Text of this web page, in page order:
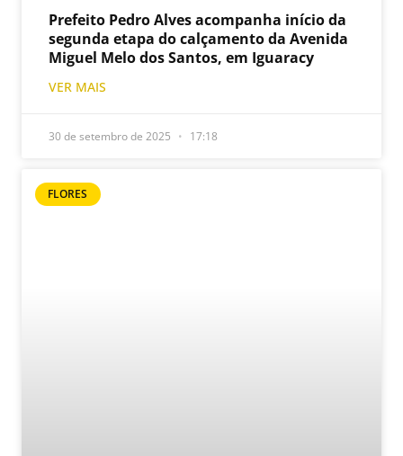
Prefeito Pedro Alves acompanha início da
segunda etapa do calçamento da Avenida
Miguel Melo dos Santos, em Iguaracy
VER MAIS
30 de setembro de 2025 17:18
FLORES